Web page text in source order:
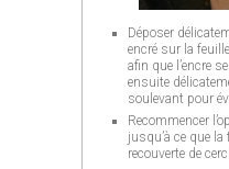
Déposer
encré sur la
afin que l’encre
ensuite
soulevant pour
Recommencer
jusqu’à ce que
recouverte de